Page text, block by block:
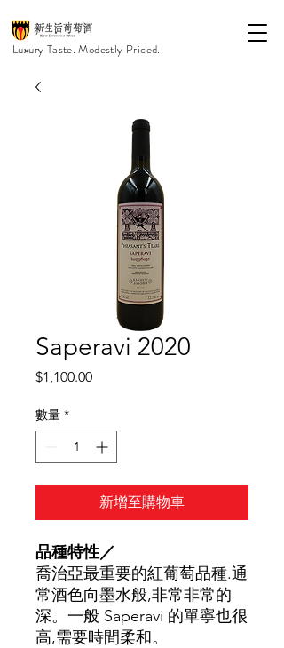
Luxury Taste. Modestly Priced.
Saperavi 2020
$1,100.00價
數量 *
新增至購物車
品種特性／
喬治亞最重要的紅葡萄品種.通
常酒色向墨水般,非常非常的
深。一般 Saperavi 的單寧也很
高,需要時間柔和。